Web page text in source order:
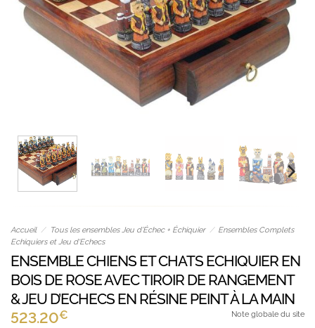
Accueil / Tous les ensembles Jeu d’Échec + Échiquier / Ensembles Complets
Echiquiers et Jeu d'Echecs
ENSEMBLE CHIENS ET CHATS ECHIQUIER EN
BOIS DE ROSE AVEC TIROIR DE RANGEMENT
& JEU D’ECHECS EN RÉSINE PEINT À LA MAIN
523.20€ Note globale du site